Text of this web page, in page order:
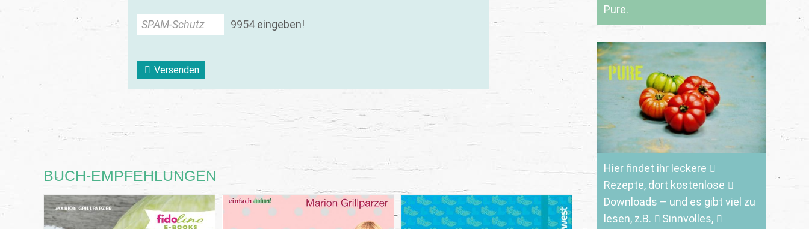
Pure.
Hier findet ihr leckere
Rezepte, dort kostenlose
Downloads – und es gibt viel zu
lesen, z.B.
Sinnvolles,
SPAM-Schutz 9954 eingeben!
Versenden
BUCH-EMPFEHLUNGEN